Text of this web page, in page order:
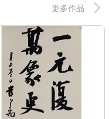
更多作品